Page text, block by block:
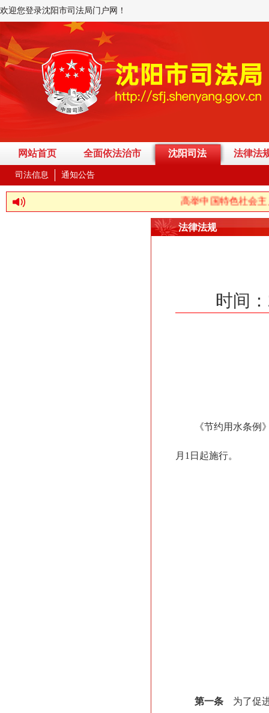
欢迎您登录沈阳市司法局门户网！
网站首页 全面依法治市 沈阳司法 法律法
司法信息 通知公告
高举中国特色社会主义伟大
法律法规
时间
《节约用水条例
月1日起施行。
第一条 为了促